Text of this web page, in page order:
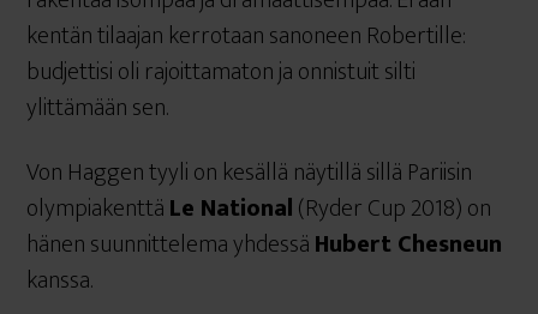
kentän tilaajan kerrotaan sanoneen Robertille:
budjettisi oli rajoittamaton ja onnistuit silti
ylittämään sen.
Von Haggen tyyli on kesällä näytillä sillä Pariisin
olympiakenttäLe National(Ryder Cup 2018) on
hänen suunnittelema yhdessäHubert Chesneun
kanssa.